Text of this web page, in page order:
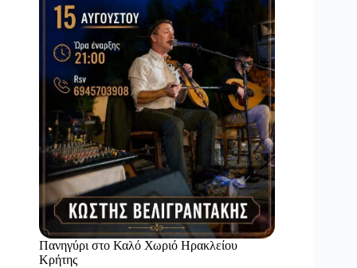
Πανηγύρι στο Καλό Χωριό Ηρακλείου
Κρήτης